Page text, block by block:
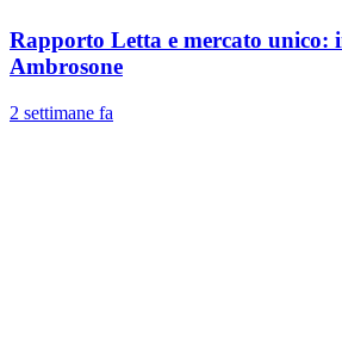
Rapporto Letta e mercato unico:
Ambrosone
2 settimane fa